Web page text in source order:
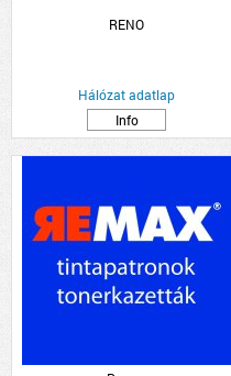
RENO
Hálózat adatlap
Info